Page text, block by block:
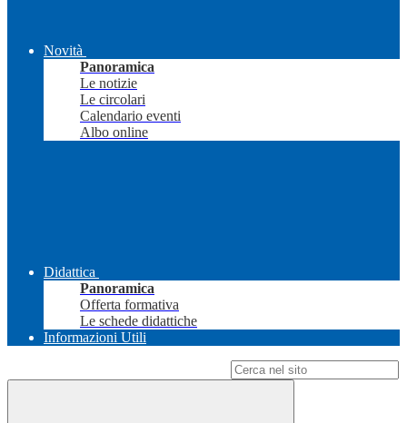
Novità
Panoramica
Le notizie
Le circolari
Calendario eventi
Albo online
Didattica
Panoramica
Offerta formativa
Le schede didattiche
Informazioni Utili